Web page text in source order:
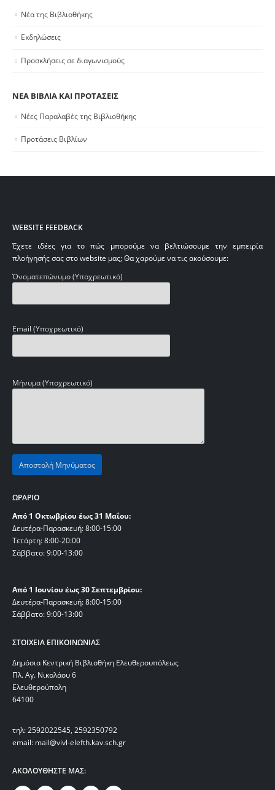
Νέα της Βιβλιοθήκης
Εκδηλώσεις
Προσκλήσεις σε διαγωνισμούς
ΝΕΑ ΒΙΒΛΙΑ ΚΑΙ ΠΡΟΤΑΣΕΙΣ
Νέες Παραλαβές της Βιβλιοθήκης
Προτάσεις Βιβλίων
WEBSITE FEEDBACK
Έχετε ιδέες για το πώς μπορούμε να βελτιώσουμε την εμπειρία
πλοήγησής σας στο website μας; Θα χαρούμε να τις ακούσουμε:
Όνοματεπώνυμο (Υποχρεωτικό)
Email (Υποχρεωτικό)
Μήνυμα (Υποχρεωτικό)
ΩΡΑΡΙΟ
Από 1 Οκτωβρίου έως 31 Μαΐου:
Δευτέρα-Παρασκευή: 8:00-15:00
Τετάρτη: 8:00-20:00
Σάββατο: 9:00-13:00
Από 1 Ιουνίου έως 30 Σεπτεμβρίου:
Δευτέρα-Παρασκευή: 8:00-15:00
Σάββατο: 9:00-13:00
ΣΤΟΙΧΕΙΑ ΕΠΙΚΟΙΝΩΝΙΑΣ
Δημόσια Κεντρική Βιβλιοθήκη Ελευθερουπόλεως
Πλ. Αγ. Νικολάου 6
Ελευθερούπολη
64100
τηλ: 2592022545, 2592350792
email: mail@vivl-elefth.kav.sch.gr
ΑΚΟΛΟΥΘΗΣΤΕ ΜΑΣ: